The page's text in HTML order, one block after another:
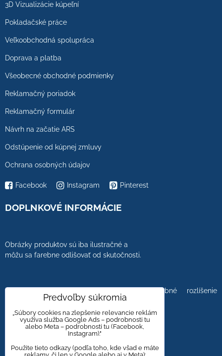
3D Vizualizácie kúpeľní
Pokladačské práce
Veľkoobchodná spolupráca
Doprava a platba
Všeobecné obchodné podmienky
Reklamačný poriadok
Reklamačný formulár
Návrh na začatie ARS
Odstúpenie od kúpnej zmluvy
Ochrana osobných údajov
Facebook Instagram Pinterest
DOPLNKOVÉ INFORMÁCIE
Obrázky produktov sú iba ilustračné a
môžu sa farebne odlišovať od skutočnosti.
Farebnosť obrázkov tiež ovplyvňuje farebné rozlíšenie
zobrazovacej jednotky.
Obklady a dlažby s kameninovým, mramorovým,
dreveným dizajnom majú viacero kresieb,
Predvoľby súkromia
„Súbory cookies na zlepšenie relevancie reklám
využíva služba Google Ads – podrobnosti tu
alebo Meta – podrobnosti tu (Facebook,
Instagram)."
Použite tieto odkazy (podľa toho, kde všad e máte